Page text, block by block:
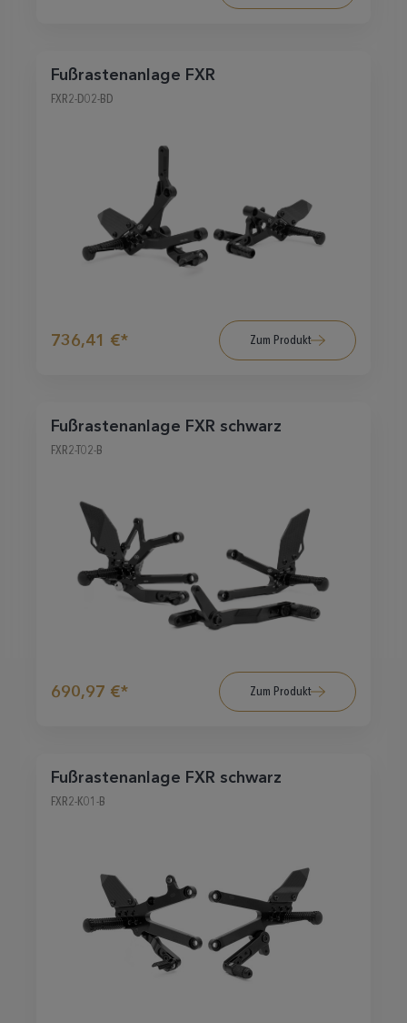
Fußrastenanlage FXR
FXR2-D02-BD
736,41 €* Zum Produkt
Fußrastenanlage FXR schwarz
FXR2-T02-B
690,97 €* Zum Produkt
Fußrastenanlage FXR schwarz
FXR2-K01-B